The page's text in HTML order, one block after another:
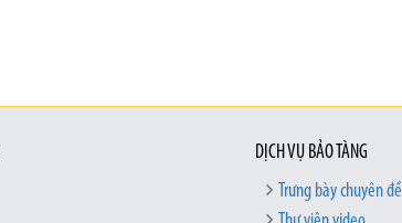
DỊCH VỤ BẢO TÀNG
Trưng bày chuyên đề